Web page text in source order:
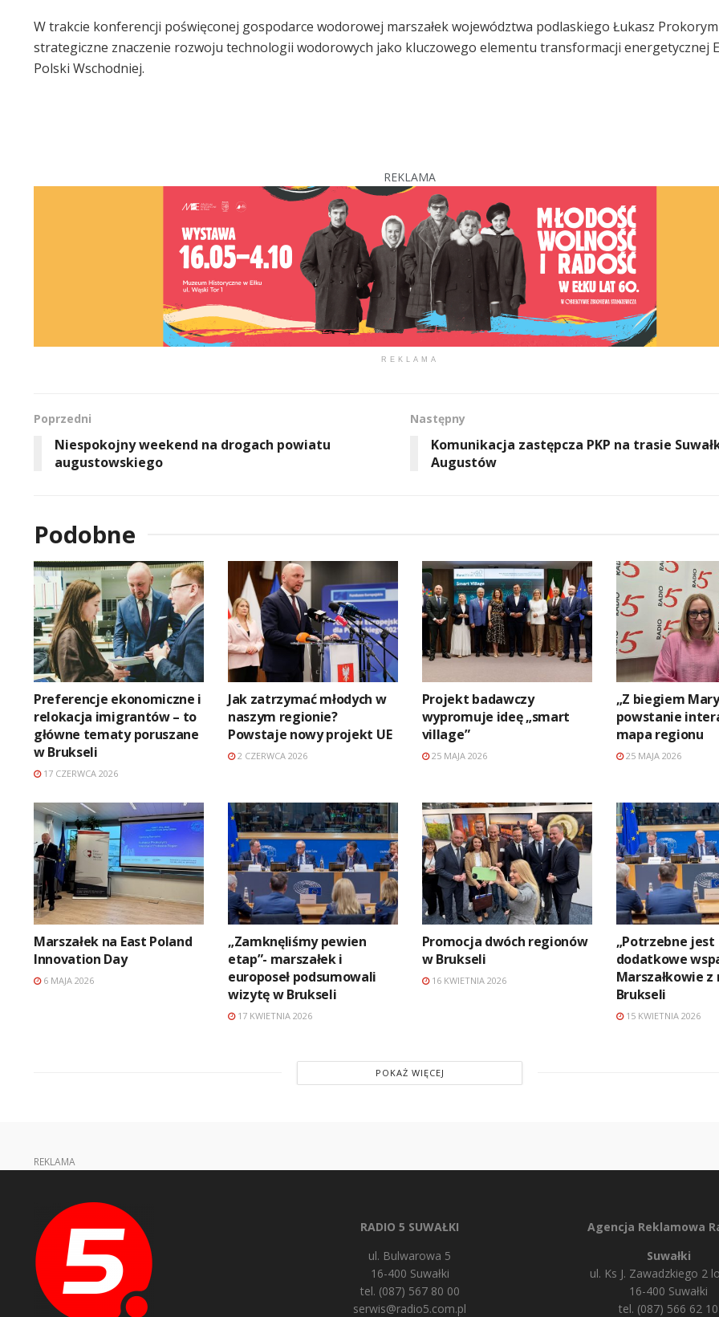
W trakcie konferencji poświęconej gospodarce wodorowej marszałek województwa podlaskiego Łukasz
strategiczne znaczenie rozwoju technologii wodorowych jako kluczowego elementu transformacji energetycznej
Polski Wschodniej.
REKLAMA
REKLAMA
Poprzedni
Niespokojny weekend na drogach powiatu
augustowskiego
Następny
Komunikacja zastępcza PKP na trasie
Augustów
Podobne
Preferencje ekonomiczne i
relokacja imigrantów – to
główne tematy poruszane
w Brukseli
17 CZERWCA 2026
Jak zatrzymać młodych w
naszym regionie?
Powstaje nowy projekt UE
2 CZERWCA 2026
Projekt badawczy
wypromuje ideę „smart
village”
25 MAJA 2026
„Z biegiem
powstanie
mapa regionu
25 MAJA 2026
Marszałek na East Poland
Innovation Day
6 MAJA 2026
„Zamknęliśmy pewien
etap”- marszałek i
europoseł podsumowali
wizytę w Brukseli
17 KWIETNIA 2026
Promocja dwóch regionów
w Brukseli
16 KWIETNIA 2026
„Potrzebne jest
dodatkowe
Marszałkowie
Brukseli
15 KWIETNIA 2026
POKAŻ WIĘCEJ
REKLAMA
RADIO 5 SUWAŁKI
ul. Bulwarowa 5
16-400 Suwałki
tel. (087) 567 80 00
serwis@radio5.com.pl
Agencja Reklamowa
Suwałki
ul. Ks J. Zawadzkiego 2
16-400 Suwałki
tel. (087) 566 62 10